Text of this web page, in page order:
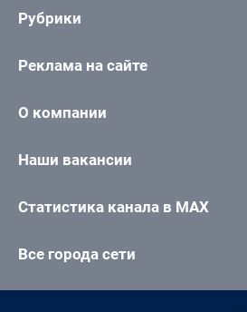
Рубрики
Реклама на сайте
О компании
Наши вакансии
Статистика канала в MAX
Все города сети